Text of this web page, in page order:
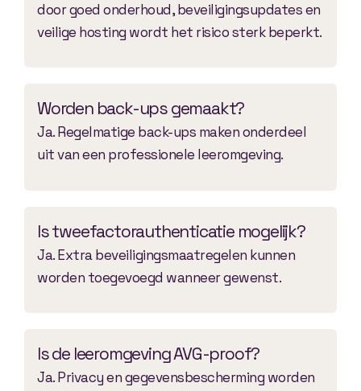
door goed onderhoud, beveiligingsupdates en
veilige hosting wordt het risico sterk beperkt.
Worden back-ups gemaakt?
Ja. Regelmatige back-ups maken onderdeel
uit van een professionele leeromgeving.
Is tweefactorauthenticatie mogelijk?
Ja. Extra beveiligingsmaatregelen kunnen
worden toegevoegd wanneer gewenst.
Is de leeromgeving AVG-proof?
Ja. Privacy en gegevensbescherming worden